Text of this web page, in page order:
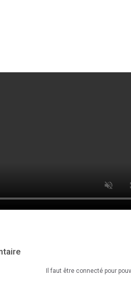
Il faut être connecté pour